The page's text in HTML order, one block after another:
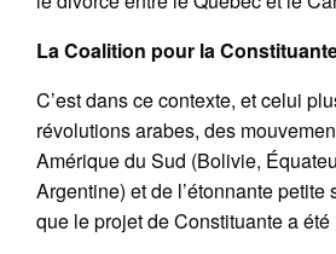
La Coalition pour la
C’est dans ce contexte, et celui
révolutions arabes, des
Amérique du Sud (Bolivie,
Argentine) et de l’étonnante
que le projet de Constituante a